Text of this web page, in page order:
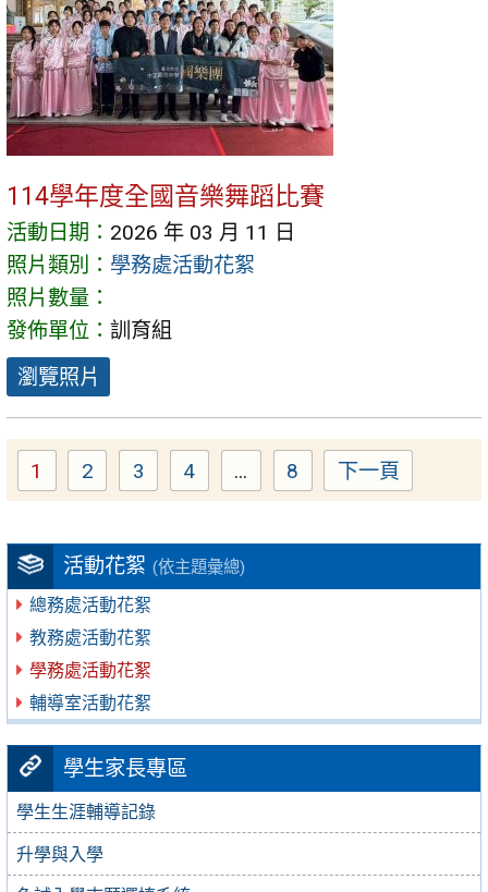
活動花絮 (依主題彙總)
總務處活動花絮
教務處活動花絮
學務處活動花絮
輔導室活動花絮
學生家長專區
學生生涯輔導記錄
升學與入學
114學年度全國音樂舞蹈比賽
活動日期： 2026 年 03 月 11 日
照片類別： 學務處活動花絮
照片數量：
發佈單位： 訓育組
瀏覽照片
Page
1 Page
2 Page
3 Page
4 ... Page
8 下一頁